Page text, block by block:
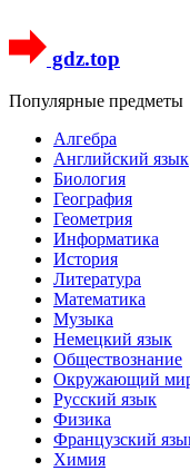
gdz.top
Популярные предметы
Алгебра
Английский язык
Биология
География
Геометрия
Информатика
История
Литература
Математика
Музыка
Немецкий язык
Обществознание
Окружающий
Русский язык
Физика
Французский
Химия